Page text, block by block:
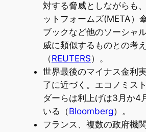
対する脅威としながらも
ットフォームズ(META）
ブックなど他のソーシャ
威に類似するものとの考
（REUTERS）。
世界最後のマイナス金利
了に近づく。エコノミス
ダーらは利上げは3月か4
いる（Bloomberg）。
フランス、複数の政府機